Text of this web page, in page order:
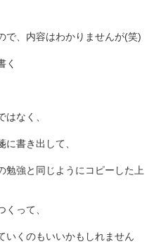
で、内容はわかりませんが(笑)
く
なく、
に書き出して、
勉強と同じようにコピーした上
って、
いくのもいいかもしれません